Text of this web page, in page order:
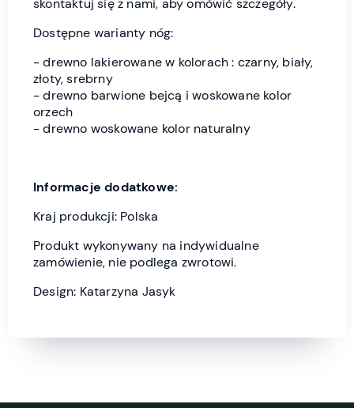
skontaktuj się z nami, aby omówić szczegóły.
Dostępne warianty nóg:
- drewno lakierowane w kolorach : czarny, biały,
złoty, srebrny
- drewno barwione bejcą i woskowane kolor
orzech
- drewno woskowane kolor naturalny
Informacje dodatkowe:
Kraj produkcji: Polska
Produkt wykonywany na indywidualne
zamówienie, nie podlega zwrotowi.
Design: Katarzyna Jasyk